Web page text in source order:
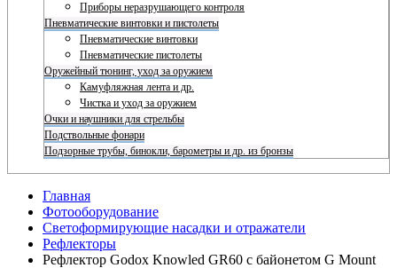
Приборы неразрушающего контроля
Пневматические винтовки и пистолеты
Пневматические винтовки
Пневматические пистолеты
Оружейный тюнинг, уход за оружием
Камуфляжная лента и др.
Чистка и уход за оружием
Очки и наушники для стрельбы
Подствольные фонари
Подзорные трубы, бинокли, барометры и др. из бронзы
Главная
Фотооборудование
Светоформирующие насадки и отражатели
Рефлекторы
Рефлектор Godox Knowled GR60 с байонетом G Mount